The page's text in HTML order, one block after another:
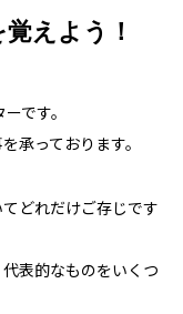
えよう！
です。
承っております。
どれだけご存じです
表的なものをいくつ